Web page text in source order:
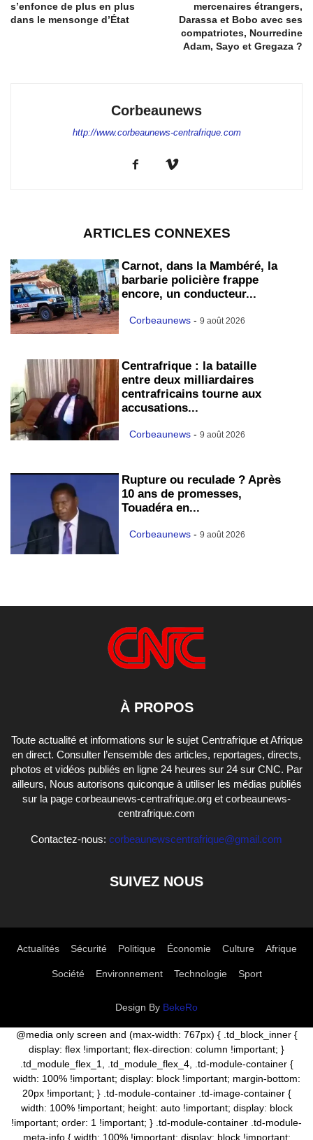
s’enfonce de plus en plus
dans le mensonge d’État
mercenaires étrangers,
Darassa et Bobo avec ses
compatriotes, Nourredine
Adam, Sayo et Gregaza ?
Corbeaunews
http://www.corbeaunews-centrafrique.com
ARTICLES CONNEXES
Carnot, dans la Mambéré, la
barbarie policière frappe
encore, un conducteur...
Corbeaunews - 9 août 2026
Centrafrique : la bataille
entre deux milliardaires
centrafricains tourne aux
accusations...
Corbeaunews - 9 août 2026
Rupture ou reculade ? Après
10 ans de promesses,
Touadéra en...
Corbeaunews - 9 août 2026
À PROPOS
Toute actualité et informations sur le sujet Centrafrique et Afrique
en direct. Consulter l’ensemble des articles, reportages, directs,
photos et vidéos publiés en ligne 24 heures sur 24 sur CNC. Par
ailleurs, Nous autorisons quiconque à utiliser les médias publiés
sur la page corbeaunews-centrafrique.org et corbeaunews-
centrafrique.com
Contactez-nous: corbeaunewscentrafrique@gmail.com
SUIVEZ NOUS
Actualités Sécurité Politique Économie Culture Afrique
Société Environnement Technologie Sport
Design By BekeRo
@media only screen and (max-width: 767px) { .td_block_inner {
display: flex !important; flex-direction: column !important; }
.td_module_flex_1, .td_module_flex_4, .td-module-container {
width: 100% !important; display: block !important; margin-bottom:
20px !important; } .td-module-container .td-image-container {
width: 100% !important; height: auto !important; display: block
!important; order: 1 !important; } .td-module-container .td-module-
meta-info { width: 100% !important; display: block !important;